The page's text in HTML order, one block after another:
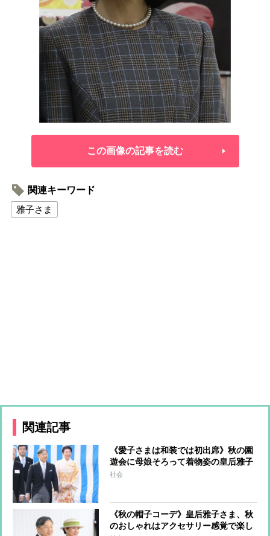
この画像の記事を読む
関連キーワード
雅子さま
関連記事
《愛子さまは和装では初出席》秋の園
遊会に母娘そろって着物姿の皇后雅子
さま、これまでの園遊会での和装ファ
社会
《秋の帽子コーデ》皇后雅子さま、秋
のおしゃれはアクセサリー感覚で楽し